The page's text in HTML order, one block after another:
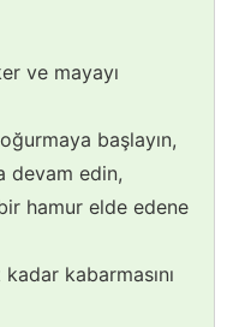
ve mayayı
başlayın,
devam edin,
hamur elde edene
kabarmasını